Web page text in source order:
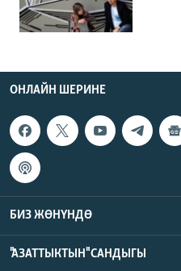
ОНЛАЙН ШЕРИНЕ
БИЗ ЖӨНҮНДӨ
"АЗАТТЫКТЫН" САНДЫГЫ